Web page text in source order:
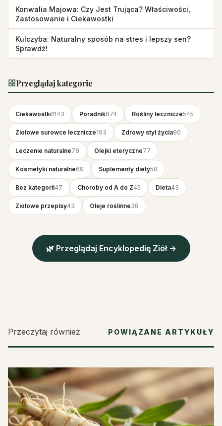
Konwalia Majowa: Czy Jest Trująca? Właściwości,
Zastosowanie i Ciekawostki
Kulczyba: Naturalny sposób na stres i lepszy sen?
Sprawdź!
Przeglądaj kategorie
Ciekawostki1143 Poradnik874 Rośliny lecznicze545
Ziołowe surowce lecznicze193 Zdrowy styl życia90
Leczenie naturalne78 Olejki eteryczne77
Kosmetyki naturalne69 Suplementy diety58
Bez kategorii47 Choroby od A do Z45 Dieta43
Ziołowe przepisy43 Oleje roślinne38
🌿 Przeglądaj Encyklopedię Ziół →
Przeczytaj również POWIĄZANE ARTYKUŁY